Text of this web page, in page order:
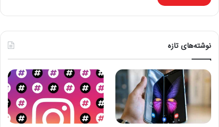
نوشته‌های تازه